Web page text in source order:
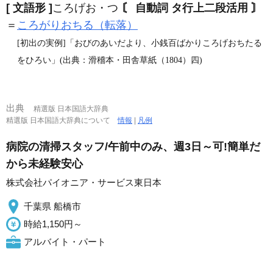
[ 文語形 ]ころげお・つ 〘 自動詞 タ行上二段活用 〙
＝ ころがりおちる（転落）
[初出の実例]「おびのあいだより、小銭百ばかりころげおちたる
をひろい」(出典：滑稽本・田舎草紙（1804）四)
出典
精選版 日本国語大辞典
精選版 日本国語大辞典について情報 | 凡例
病院の清掃スタッフ/午前中のみ、週3日～可!簡単だ
から未経験安心
株式会社パイオニア・サービス東日本
千葉県 船橋市
時給1,150円～
アルバイト・パート